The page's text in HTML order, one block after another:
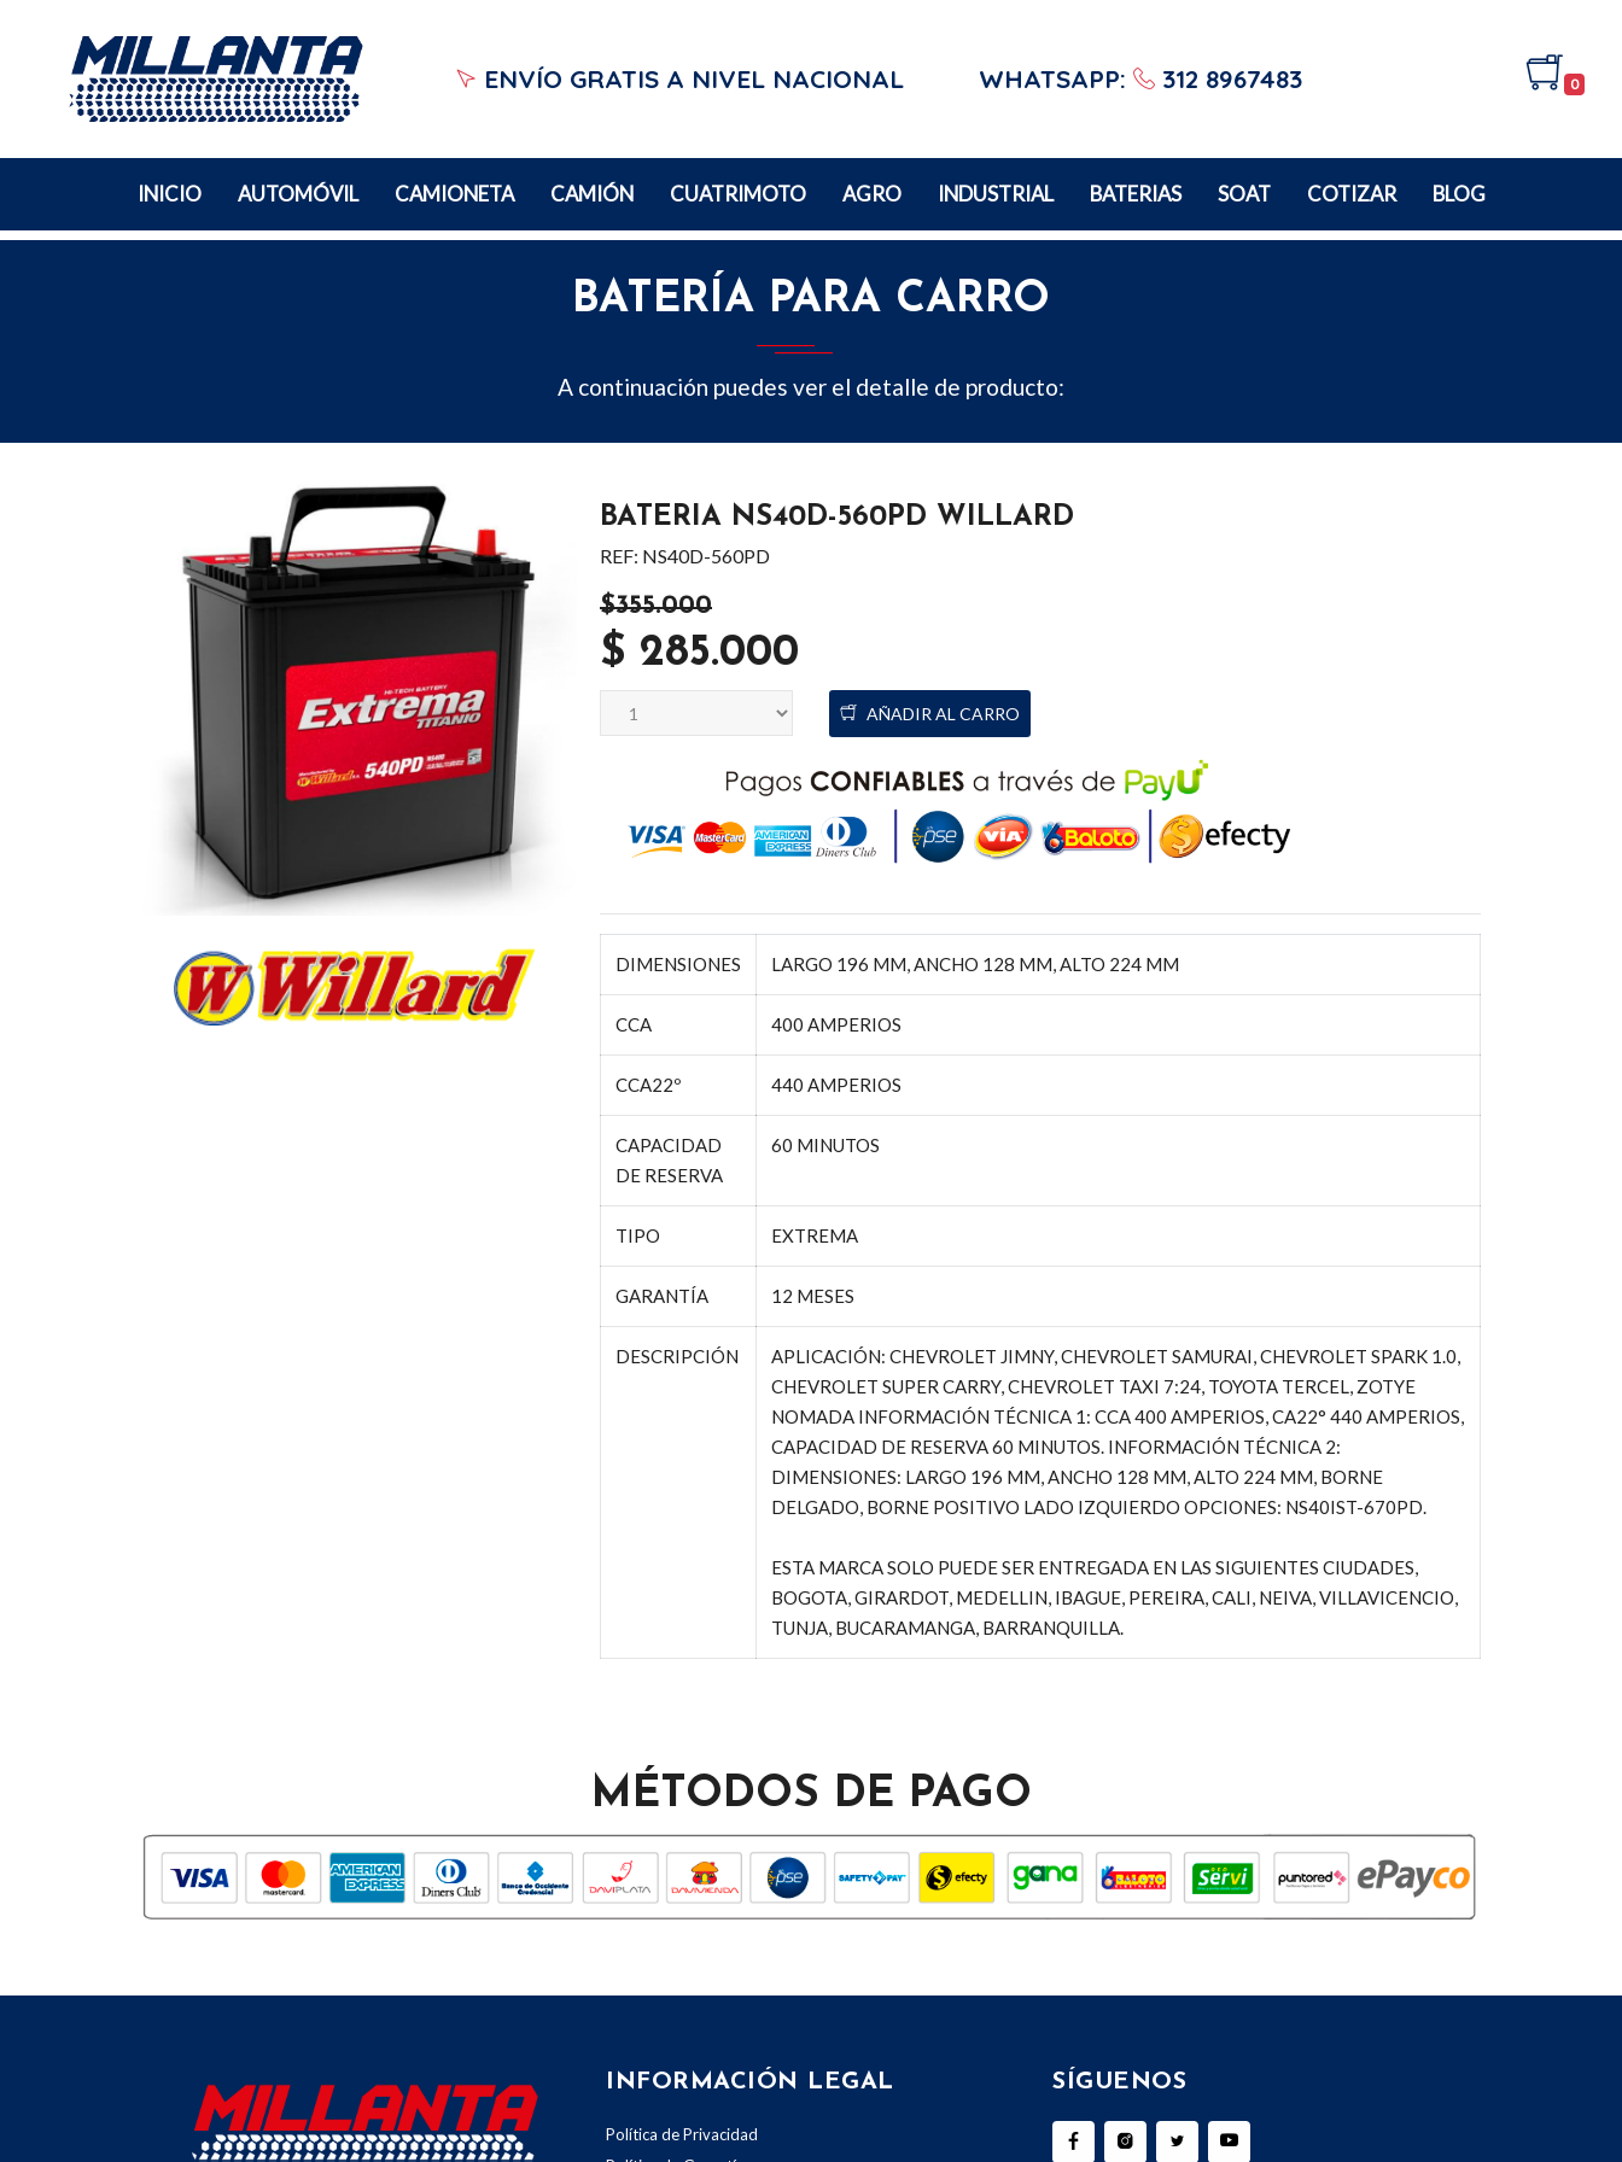
ENVÍO GRATIS A NIVEL NACIONAL WHATSAPP: 312 8967483 0
INICIO AUTOMÓVIL CAMIONETA CAMIÓN CUATRIMOTO AGRO INDUSTRIAL BATERIAS SOAT COTIZAR BLOG
BATERÍA PARA CARRO
A continuación puedes ver el detalle de producto:
BATERIA NS40D-560PD WILLARD
REF: NS40D-560PD
$355.000
$ 285.000
AÑADIR AL CARRO
DIMENSIONES LARGO 196 MM, ANCHO 128 MM, ALTO 224 MM
CCA 400 AMPERIOS
CCA22º 440 AMPERIOS
CAPACIDAD
DE RESERVA
60 MINUTOS
TIPO EXTREMA
GARANTÍA 12 MESES
DESCRIPCIÓN
APLICACIÓN: CHEVROLET JIMNY, CHEVROLET SAMURAI, CHEVROLET SPARK 1.0,
CHEVROLET SUPER CARRY, CHEVROLET TAXI 7:24, TOYOTA TERCEL, ZOTYE
NOMADA INFORMACIÓN TÉCNICA 1: CCA 400 AMPERIOS, CA22° 440 AMPERIOS,
CAPACIDAD DE RESERVA 60 MINUTOS. INFORMACIÓN TÉCNICA 2:
DIMENSIONES: LARGO 196 MM, ANCHO 128 MM, ALTO 224 MM, BORNE
DELGADO, BORNE POSITIVO LADO IZQUIERDO OPCIONES: NS40IST-670PD.
ESTA MARCA SOLO PUEDE SER ENTREGADA EN LAS SIGUIENTES CIUDADES,
BOGOTA, GIRARDOT, MEDELLIN, IBAGUE, PEREIRA, CALI, NEIVA, VILLAVICENCIO,
TUNJA, BUCARAMANGA, BARRANQUILLA.
MÉTODOS DE PAGO
INFORMACIÓN LEGAL
Política de Privacidad
SÍGUENOS